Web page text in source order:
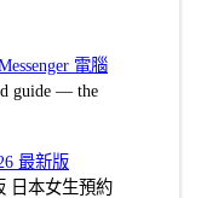
電腦
guide — the
最新版
日本女生預約